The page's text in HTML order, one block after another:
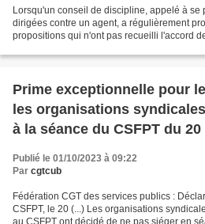
Lorsqu'un conseil de discipline, appelé à se
dirigées contre un agent, a régulièrement
propositions qui n'ont pas recueilli l'accord
Prime exceptionnelle pour
les organisations
à la séance du CSFPT du 20
Publié le 01/10/2023 à 09:22
Par cgtcub
Fédération CGT des services publics :
CSFPT, le 20 (...) Les organisations
au CSFPT ont décidé de ne pas siéger en